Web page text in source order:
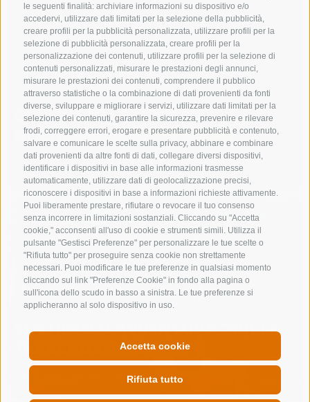
le seguenti finalità: archiviare informazioni su dispositivo e/o
accedervi, utilizzare dati limitati per la selezione della pubblicità,
creare profili per la pubblicità personalizzata, utilizzare profili per la
selezione di pubblicità personalizzata, creare profili per la
personalizzazione dei contenuti, utilizzare profili per la selezione di
contenuti personalizzati, misurare le prestazioni degli annunci,
misurare le prestazioni dei contenuti, comprendere il pubblico
attraverso statistiche o la combinazione di dati provenienti da fonti
diverse, sviluppare e migliorare i servizi, utilizzare dati limitati per la
selezione dei contenuti, garantire la sicurezza, prevenire e rilevare
frodi, correggere errori, erogare e presentare pubblicità e contenuto,
salvare e comunicare le scelte sulla privacy, abbinare e combinare
dati provenienti da altre fonti di dati, collegare diversi dispositivi,
identificare i dispositivi in base alle informazioni trasmesse
automaticamente, utilizzare dati di geolocalizzazione precisi,
riconoscere i dispositivi in base a informazioni richieste attivamente.
Puoi liberamente prestare, rifiutare o revocare il tuo consenso
senza incorrere in limitazioni sostanziali. Cliccando su "Accetta
cookie," acconsenti all'uso di cookie e strumenti simili. Utilizza il
pulsante "Gestisci Preferenze" per personalizzare le tue scelte o
"Rifiuta tutto" per proseguire senza cookie non strettamente
necessari. Puoi modificare le tue preferenze in qualsiasi momento
cliccando sul link "Preferenze Cookie" in fondo alla pagina o
sull'icona dello scudo in basso a sinistra. Le tue preferenze si
applicheranno al solo dispositivo in uso.
Accetta cookie
Rifiuta tutto
COLLE ISARCO – PONTE
HOCHWIEDEN
SENTIERO D'AVVENTURA "SULLE
TRACCE DELL'ACQUA"